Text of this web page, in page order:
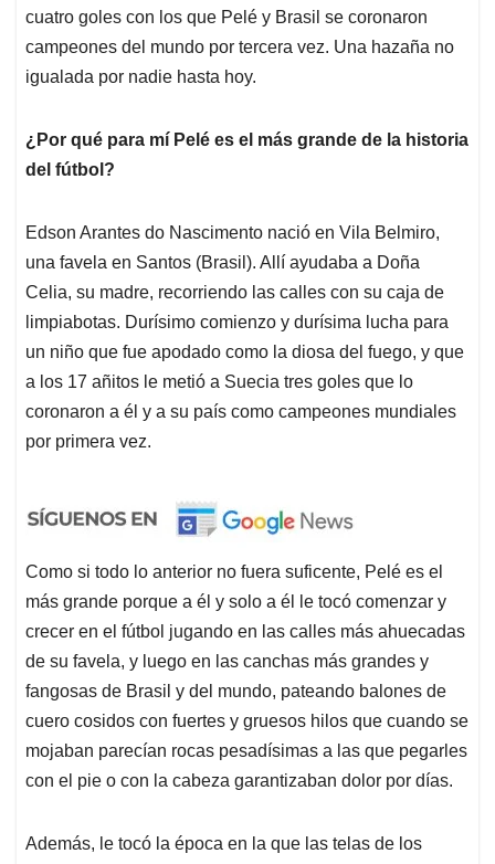
cuatro goles con los que Pelé y Brasil se coronaron
campeones del mundo por tercera vez. Una hazaña no
igualada por nadie hasta hoy.
¿Por qué para mí Pelé es el más grande de la historia
del fútbol?
Edson Arantes do Nascimento nació en Vila Belmiro,
una favela en Santos (Brasil). Allí ayudaba a Doña
Celia, su madre, recorriendo las calles con su caja de
limpiabotas. Durísimo comienzo y durísima lucha para
un niño que fue apodado como la diosa del fuego, y que
a los 17 añitos le metió a Suecia tres goles que lo
coronaron a él y a su país como campeones mundiales
por primera vez.
Como si todo lo anterior no fuera suficente, Pelé es el
más grande porque a él y solo a él le tocó comenzar y
crecer en el fútbol jugando en las calles más ahuecadas
de su favela, y luego en las canchas más grandes y
fangosas de Brasil y del mundo, pateando balones de
cuero cosidos con fuertes y gruesos hilos que cuando se
mojaban parecían rocas pesadísimas a las que pegarles
con el pie o con la cabeza garantizaban dolor por días.
Además, le tocó la época en la que las telas de los